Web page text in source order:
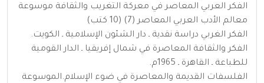
الفكر العربي المعاصر في معركة التغريب والثقافة موسوعة
معالم الأدب العربي المعاصر (7) (10 كتب)
الفكر الغربي دراسة نقدية ـ دار الشئون الإسلامية ـ الكويت.
الفكر والثقافة المعاصرة في شمال إفريقيا ـ الدار القومية
للطباعة ـ القاهرة ـ 1965م.
الفلسفات القديمة والمعاصرة في ضوء الإسلام.الموسوعة